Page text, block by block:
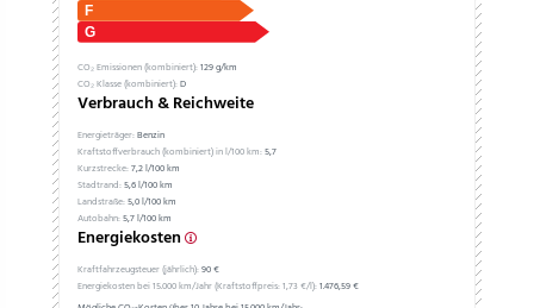
CO₂ Emissionen (kombiniert):129 g/km
CO₂ Klasse (kombiniert):D
Verbrauch & Reichweite
Energieträger:Benzin
Kraftstoffverbrauch (kombiniert) in l/100 km:5,7
Kurzstrecke:7,2 l/100 km
Stadtrand:5,6 l/100 km
Landstraße:5,0 l/100 km
Autobahn:5,7 l/100 km
Energiekosten
Kraftfahrzeugsteuer (jährlich):90 €
Energiekosten bei 15.000 km/Jahr (Kraftstoffpreis:1,73€/l):1.476,59 €